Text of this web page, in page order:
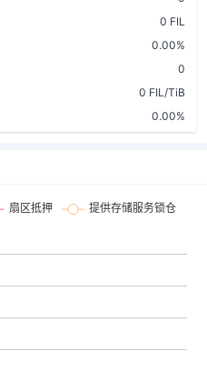
0 FIL
0.00%
0
0 FIL/TiB
0.00%